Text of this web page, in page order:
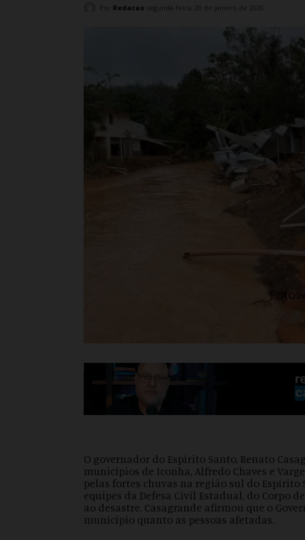
Por Redacao segunda-feira, 20 de janeiro de 2020
O governador do Espírito Santo, Renato
municípios de Iconha, Alfredo Chaves e
pelas fortes chuvas na região sul do
equipes da Defesa Civil Estadual, do Corpo
ao desastre. Casagrande afirmou que o
município quanto as pessoas afetadas.